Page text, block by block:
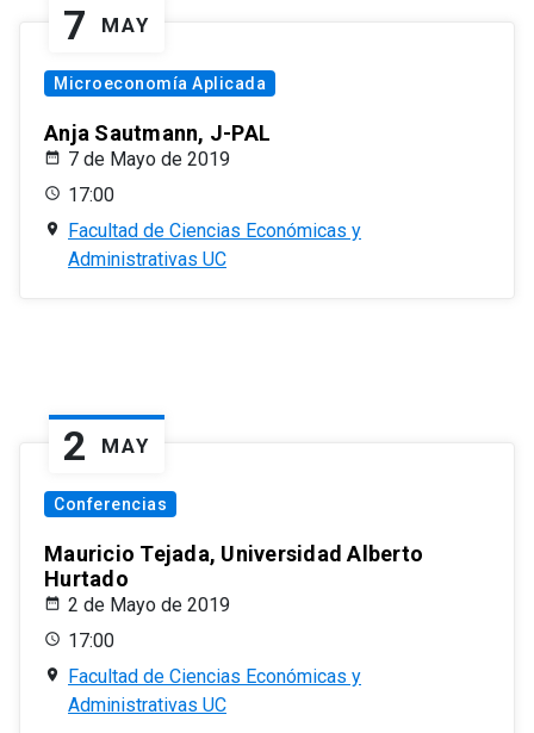
7 MAY
Microeconomía Aplicada
Anja Sautmann, J-PAL
7 de Mayo de 2019
17:00
Facultad de Ciencias Económicas y
Administrativas UC
2 MAY
Conferencias
Mauricio Tejada, Universidad Alberto
Hurtado
2 de Mayo de 2019
17:00
Facultad de Ciencias Económicas y
Administrativas UC